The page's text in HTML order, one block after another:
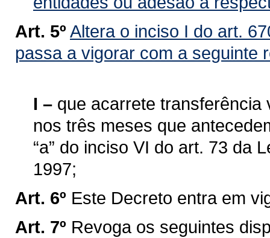
Art. 5º Altera o inciso I do art.
passa a vigorar com a seguinte
I – que acarrete
nos três meses que
“a” do inciso VI do art. 73 da
1997;
Art. 6º Este Decreto entra em
Art. 7º Revoga os seguintes